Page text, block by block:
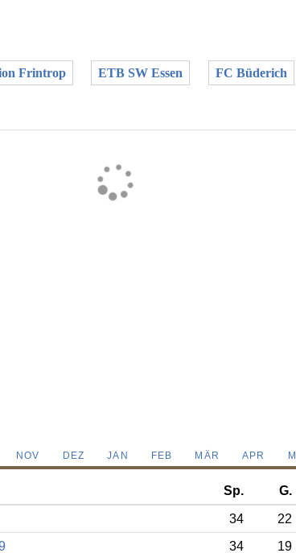
Frintrop ETB SW Essen FC Büderich
NOV DEZ JAN FEB MÄR APR
Sp. G.
34 22
34 19